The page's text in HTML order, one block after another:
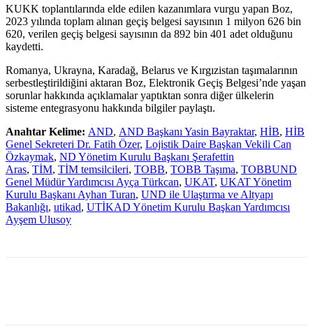
KUKK toplantılarında elde edilen kazanımlara vurgu yapan Boz,
2023 yılında toplam alınan geçiş belgesi sayısının 1 milyon 626 bin
620, verilen geçiş belgesi sayısının da 892 bin 401 adet olduğunu
kaydetti.
Romanya, Ukrayna, Karadağ, Belarus ve Kırgızistan taşımalarının
serbestleştirildiğini aktaran Boz, Elektronik Geçiş Belgesi’nde yaşan
sorunlar hakkında açıklamalar yaptıktan sonra diğer ülkelerin
sisteme entegrasyonu hakkında bilgiler paylaştı.
Anahtar Kelime: AND, AND Başkanı Yasin Bayraktar, HİB, HİB
Genel Sekreteri Dr. Fatih Özer, Lojistik Daire Başkan Vekili Can
Özkaymak, ND Yönetim Kurulu Başkanı Şerafettin
Aras, TİM, TİM temsilcileri, TOBB, TOBB Taşıma, TOBBUND
Genel Müdür Yardımcısı Ayça Türkcan, UKAT, UKAT Yönetim
Kurulu Başkanı Ayhan Turan, UND ile Ulaştırma ve Altyapı
Bakanlığı, utikad, UTİKAD Yönetim Kurulu Başkan Yardımcısı
Ayşem Ulusoy